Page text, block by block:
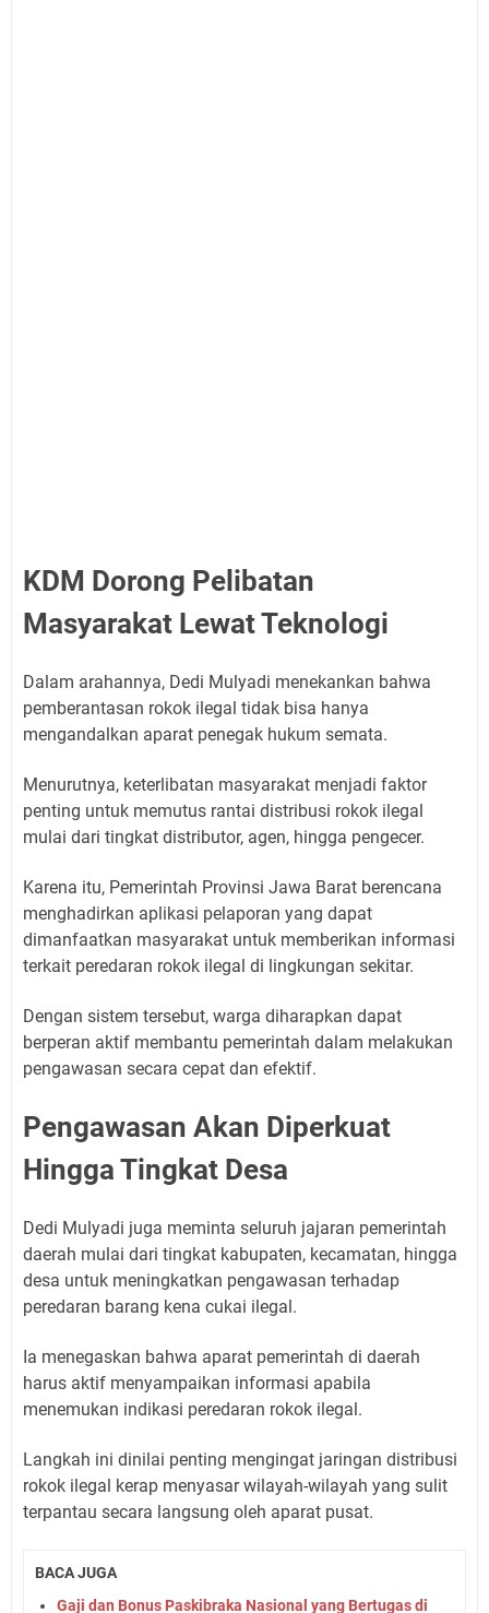
KDM Dorong Pelibatan
Masyarakat Lewat Teknologi
Dalam arahannya, Dedi Mulyadi menekankan bahwa
pemberantasan rokok ilegal tidak bisa hanya
mengandalkan aparat penegak hukum semata.
Menurutnya, keterlibatan masyarakat menjadi faktor
penting untuk memutus rantai distribusi rokok ilegal
mulai dari tingkat distributor, agen, hingga pengecer.
Karena itu, Pemerintah Provinsi Jawa Barat berencana
menghadirkan aplikasi pelaporan yang dapat
dimanfaatkan masyarakat untuk memberikan informasi
terkait peredaran rokok ilegal di lingkungan sekitar.
Dengan sistem tersebut, warga diharapkan dapat
berperan aktif membantu pemerintah dalam melakukan
pengawasan secara cepat dan efektif.
Pengawasan Akan Diperkuat
Hingga Tingkat Desa
Dedi Mulyadi juga meminta seluruh jajaran pemerintah
daerah mulai dari tingkat kabupaten, kecamatan, hingga
desa untuk meningkatkan pengawasan terhadap
peredaran barang kena cukai ilegal.
Ia menegaskan bahwa aparat pemerintah di daerah
harus aktif menyampaikan informasi apabila
menemukan indikasi peredaran rokok ilegal.
Langkah ini dinilai penting mengingat jaringan distribusi
rokok ilegal kerap menyasar wilayah-wilayah yang sulit
terpantau secara langsung oleh aparat pusat.
BACA JUGA
Gaji dan Bonus Paskibraka Nasional yang Bertugas di